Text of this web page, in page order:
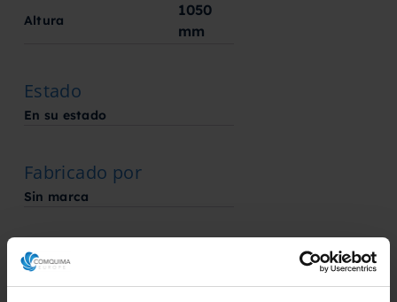
Altura
1050
mm
Estado
En su estado
Fabricado por
Sin marca
Solicita aquí tu presupuesto